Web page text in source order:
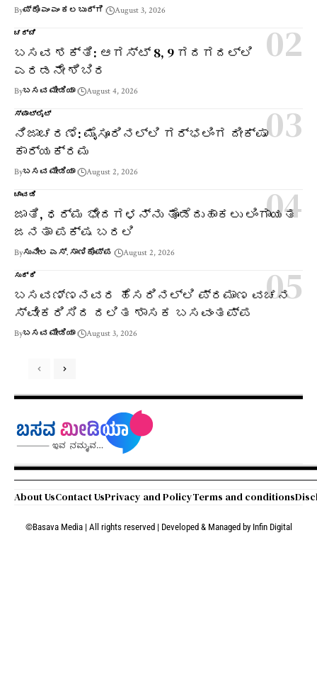
Byಪ್ರೊ ಎಂ ಎಂ ಕಲಬುರ್ಗಿ August 3, 2026
ಚರ್ಚೆ
ಬಸವ ಶಕ್ತಿ: ಆಗಸ್ಟ್ 8, 9 ಗದಗದಲ್ಲಿ
ಎರಡನೇ ಶಿಬಿರ
Byಬಸವ ಮೀಡಿಯಾ August 4, 2026
ಸ್ಪಾಟ್‌ಲೈಟ್
ನಿಜಾಚರಣೆ: ಮೈಸೂರಿನಲ್ಲಿ ಗರ್ಭಲಿಂಗ ದೀಕ್ಷಾ
ಕಾರ್ಯಕ್ರಮ
Byಬಸವ ಮೀಡಿಯಾ August 2, 2026
ಚಾವಡಿ
ಜಾತಿ, ಧರ್ಮ ಭೇದಗಳನ್ನು ತೊಡೆದುಹಾಕಲು ಲಿಂಗಾಯತ
ಜನತಾ ಪಕ್ಷ ಬರಲಿ
Byಸುನೀಲ ಎಸ್. ಸಾಣಿಕೊಪ್ಪ August 2, 2026
ಸುದ್ದಿ
ಬಸವಣ್ಣನವರ ಹೆಸರಿನಲ್ಲಿ ಪ್ರಮಾಣ ವಚನ
ಸ್ವೀಕರಿಸಿದ ದಲಿತ ಶಾಸಕ ಬಸವಂತಪ್ಪ
Byಬಸವ ಮೀಡಿಯಾ August 3, 2026
About UsContact UsPrivacy and PolicyTerms and conditions
©Basava Media | All rights reserved | Developed & Managed by Infin Digital